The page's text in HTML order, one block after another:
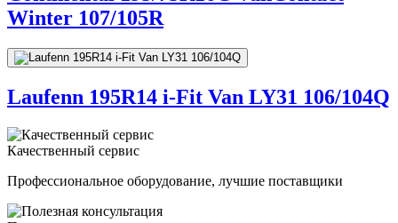
Winter 107/105R
Laufenn 195R14 i-Fit Van LY31 106/104Q
Качественный сервис
Профессиональное оборудование, лучшие поставщики